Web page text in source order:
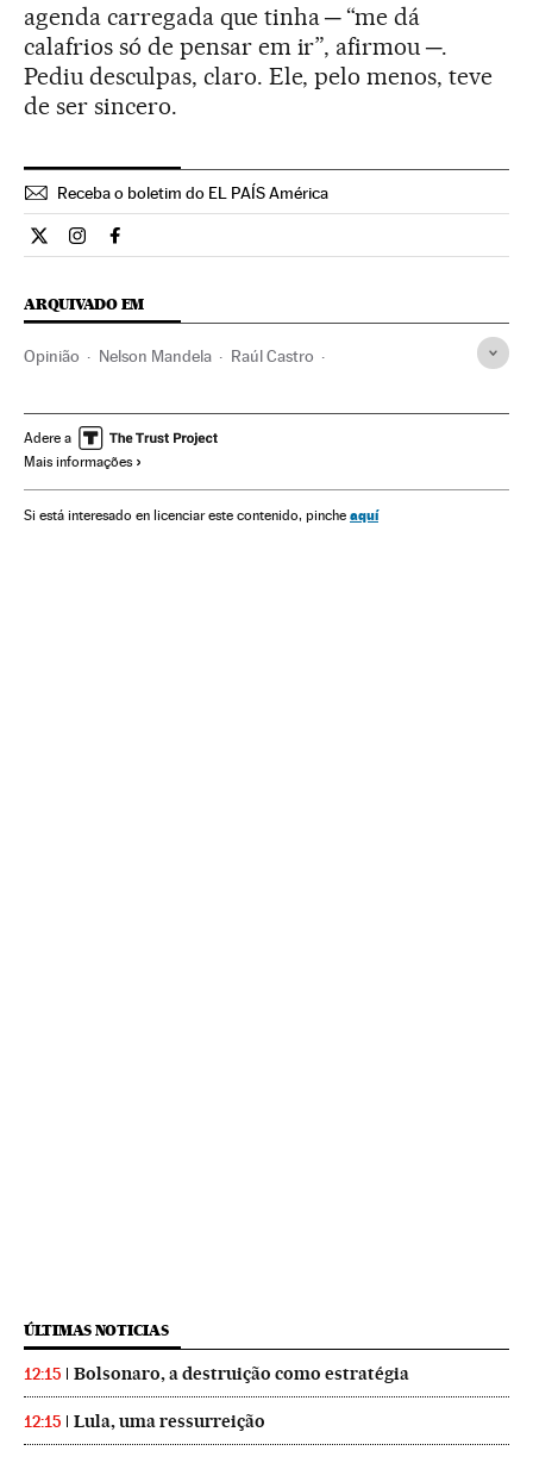
agenda carregada que tinha ─ “me dá
calafrios só de pensar em ir”, afirmou ─.
Pediu desculpas, claro. Ele, pelo menos, teve
de ser sincero.
Receba o boletim do EL PAÍS América
Opiniao El País Brasil en Twitter
Opiniao El País Brasil en Instagram
Opiniao El País Brasil en Facebook
ARQUIVADO EM
Opinião Nelson Mandela Raúl Castro
Direitos humanos África subsaariana
África
Adere a
Mais informações
Si está interesado en licenciar este contenido, pinche aquí
ÚLTIMAS NOTICIAS
12:15 Bolsonaro, a destruição como estratégia
12:15 Lula, uma ressurreição